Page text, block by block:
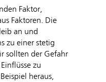
Faktor,
Faktoren. Die
an und
zu einer stetig
sollten der Gefahr
zu
heraus,